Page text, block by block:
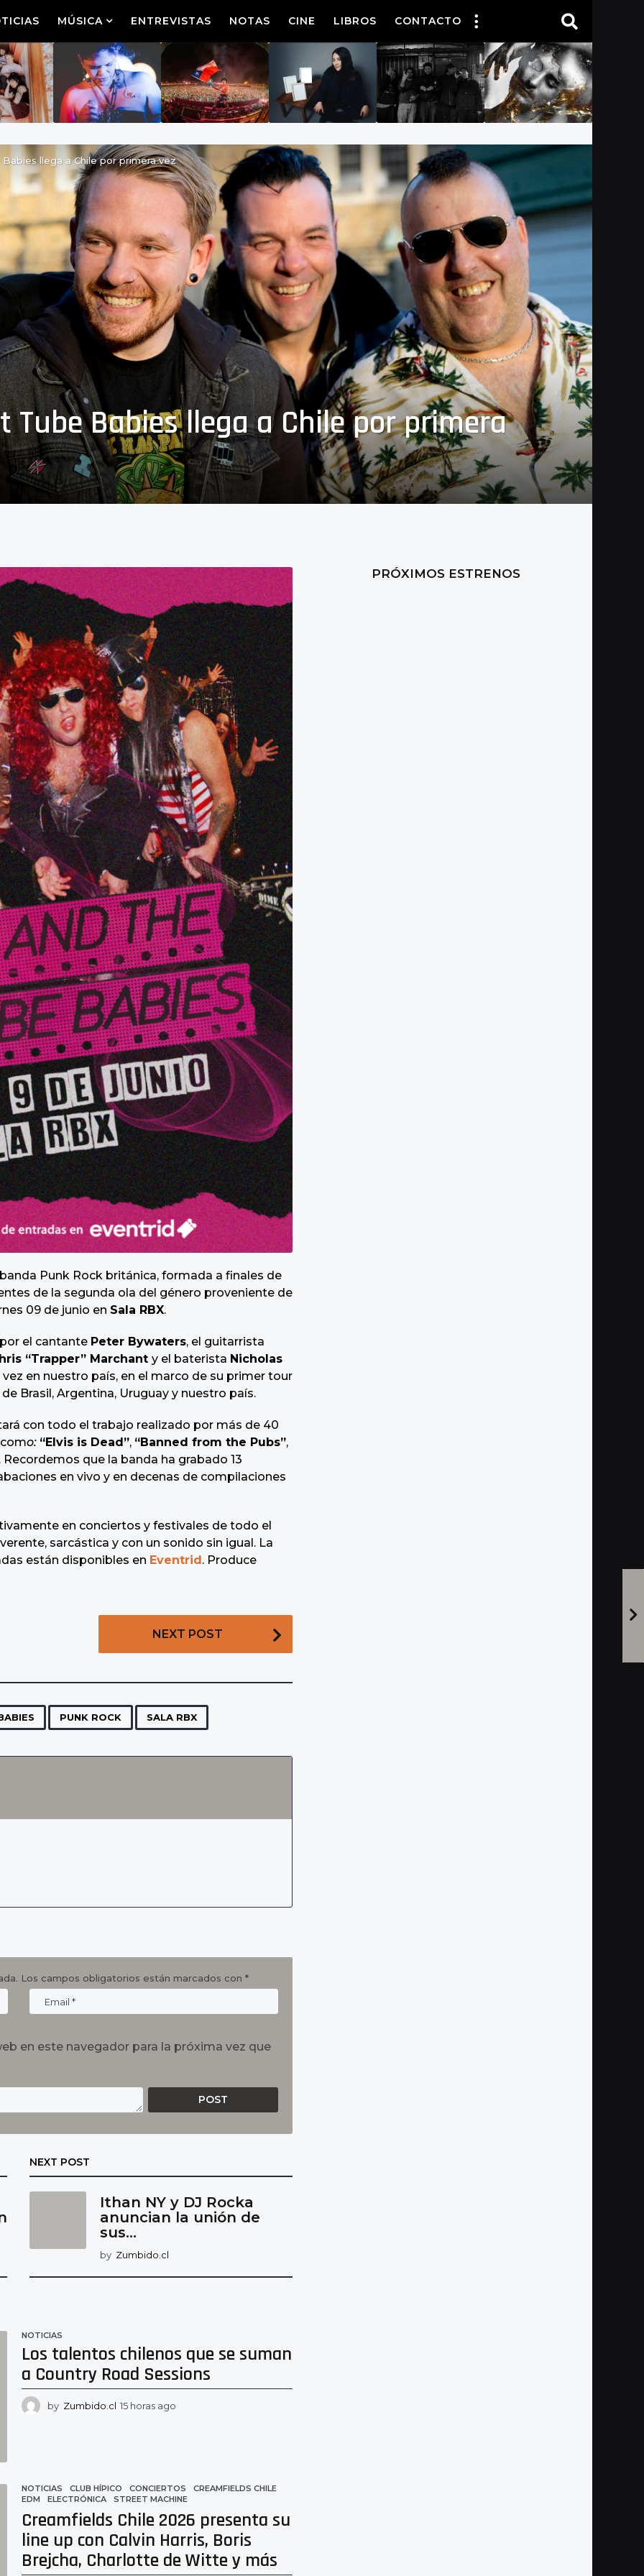
MÚSICA ENTREVISTAS NOTAS CINE LIBROS CONTACTO
llega a Chile por primera vez
Tube Babies llega a Chile por primera
Punk Rock británica, formada a finales de
de la segunda ola del género proveniente de
09 de junio en Sala RBX.
el cantante Peter Bywaters, el guitarrista
“Trapper” Marchant y el baterista Nicholas
en nuestro país, en el marco de su primer tour
Brasil, Argentina, Uruguay y nuestro país.
con todo el trabajo realizado por más de 40
o: “Elvis is Dead”, “Banned from the Pubs”,
Recordemos que la banda ha grabado 13
en vivo y en decenas de compilaciones
en conciertos y festivales de todo el
sarcástica y con un sonido sin igual. La
están disponibles en Eventrid . Produce
NEXT POST
PUNK ROCK SALA RBX
Los campos obligatorios están marcados con *
en este navegador para la próxima vez que
NEXT POST
Ithan NY y DJ Rocka
anuncian la unión de
sus...
by Zumbido.cl
NOTICIAS
Los talentos chilenos que se suman
a Country Road Sessions
by Zumbido.cl 15 horas ago
s
a
g
o
NOTICIAS CLUB HÍPICO ,CONCIERTOS ,CREAMFIELDS CHILE
EDM
,ELECTRÓNICA ,STREET MACHINE
Creamfields Chile 2026 presenta su
line up con Calvin Harris, Boris
Brejcha, Charlotte de Witte y más
PRÓXIMOS ESTRENOS